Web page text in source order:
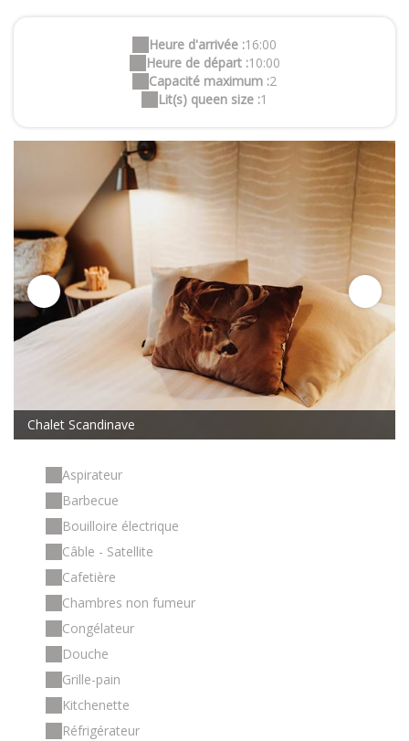
Heure d'arrivée :16:00
Heure de départ :10:00
Capacité maximum :2
Lit(s) queen size :1
Chalet Scandinave
Aspirateur
Barbecue
Bouilloire électrique
Câble - Satellite
Cafetière
Chambres non fumeur
Congélateur
Douche
Grille-pain
Kitchenette
Réfrigérateur